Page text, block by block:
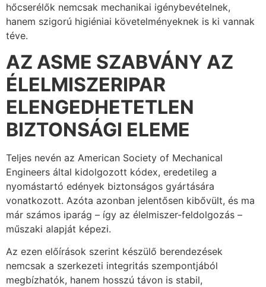
hőcserélők nemcsak mechanikai igénybevételnek,
hanem szigorú higiéniai követelményeknek is ki vannak
téve.
AZ ASME SZABVÁNY AZ
ÉLELMISZERIPAR
ELENGEDHETETLEN
BIZTONSÁGI ELEME
Teljes nevén az American Society of Mechanical
Engineers által kidolgozott kódex, eredetileg a
nyomástartó edények biztonságos gyártására
vonatkozott. Azóta azonban jelentősen kibővült, és ma
már számos iparág – így az élelmiszer-feldolgozás –
műszaki alapját képezi.
Az ezen előírások szerint készülő berendezések
nemcsak a szerkezeti integritás szempontjából
megbízhatók, hanem hosszú távon is stabil,